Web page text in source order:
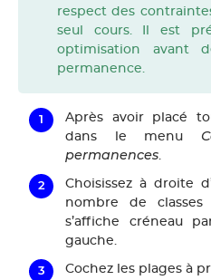
respect des
seul cours. Il est
optimisation avant
permanence.
Après avoir placé
dans le menu
permanences
Choisissez à droite
nombre de classes
s’affiche créneau
gauche.
Cochez les plages à